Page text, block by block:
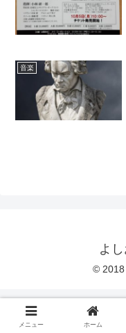
音楽
よ
© 2018
メニュー ホーム